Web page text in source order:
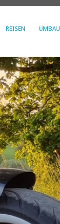
REISEN UMBAU